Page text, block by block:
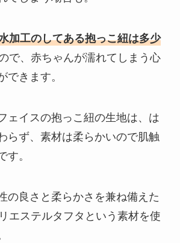
加工のしてある抱っこ紐は多少
で、赤ちゃんが濡れてしまう心
できます。
ェイスの抱っこ紐の生地は、は
らず、素材は柔らかいので肌触
す。
の良さと柔らかさを兼ね備えた
エステルタフタという素材を使